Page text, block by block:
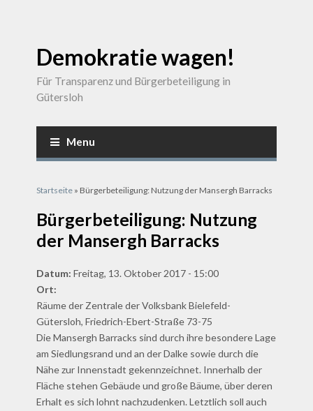
Demokratie wagen!
Für Transparenz und Bürgerbeteiligung in
Gütersloh
Menu
Sie sind hier
Startseite » Bürgerbeteiligung: Nutzung der Mansergh Barracks
Bürgerbeteiligung: Nutzung
der Mansergh Barracks
Datum:Freitag, 13. Oktober 2017 - 15:00
Ort:
Räume der Zentrale der Volksbank Bielefeld-
Gütersloh, Friedrich-Ebert-Straße 73-75
Die Mansergh Barracks sind durch ihre besondere Lage
am Siedlungsrand und an der Dalke sowie durch die
Nähe zur Innenstadt gekennzeichnet. Innerhalb der
Fläche stehen Gebäude und große Bäume, über deren
Erhalt es sich lohnt nachzudenken. Letztlich soll auch